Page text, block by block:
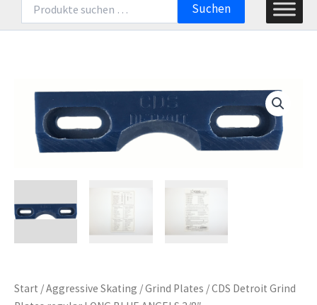
nach:
Suchen
Start /Aggressive Skating /Grind Plates / CDS Detroit Grind